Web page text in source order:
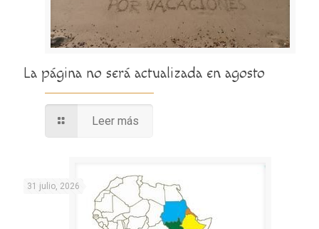
La página no será actualizada en agosto
Leer más
31 julio, 2026